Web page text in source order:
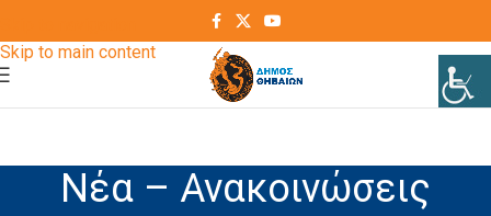
Skip to main content
Νέα – Ανακοινώσεις